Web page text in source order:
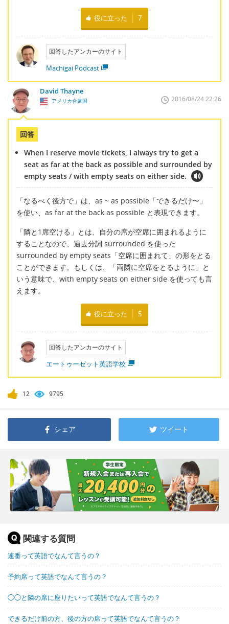
役に立った 7
回答したアンカーのサイト
Machigai Podcast
David Thayne
アメリカ合衆国 2016/08/24 22:26
回答
When I reserve movie tickets, I always try to get a
seat as far at the back as possible and surrounded by
empty seats / with empty seats on either side.
「なるべく後方で」は、as ~ as possible「できるだけ〜」
を使い、as far at the back as possible と表現できます。
「隣と1席空ける」とは、自分の席が空席に囲まれるように
することなので、過去分詞 surrounded を使った
surrounded by empty seats「空席に囲まれて」の形をとる
ことができます。もしくは、「両隣に空席をとるように」と
いう意味で、with empty seats on either side を使っても言
えます。
役に立った 5
回答したアンカーのサイト
エートゥーゼット英語学校
12 9795
シェア ツイート
関連する質問
連番って英語でなんて言うの？
予約席って英語でなんて言うの？
◯◯と隣の席に座りたいって英語でなんて言うの？
できるだけ前の方、後の方の席って英語でなんて言うの？